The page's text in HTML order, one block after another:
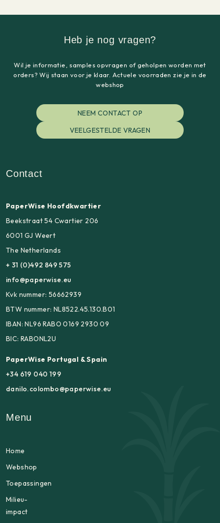
Heb je nog vragen?
Wil je informatie, samples opvragen of geholpen worden met
orders? Wij staan voor je klaar. Actuele voorraden zie je in de
webshop
NEEM CONTACT OP
VEELGESTELDE VRAGEN
Contact
PaperWise Hoofdkwartier
Beekstraat 54 Cwartier 206
6001 GJ Weert
The Netherlands
+ 31 (0)492 849 575
info@paperwise.eu
Kvk nummer: 56662939
BTW nummer: NL8522.45.130.B01
IBAN: NL96 RABO 0169 2930 09
BIC: RABONL2U
PaperWise Portugal & Spain
+34 619 040 199
danilo.colombo@paperwise.eu
Menu
Home
Webshop
Toepassingen
Milieu-
impact